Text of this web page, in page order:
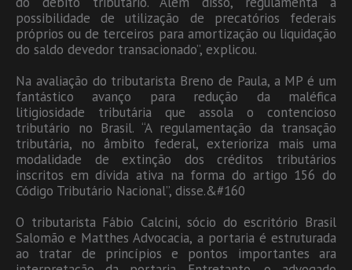
possibilidade de utilização de precatórios federais
próprios ou de terceiros para amortização ou liquidação
do saldo devedor transacionado”, explicou.
Na avaliação do tributarista Breno de Paula, a MP é um
fantástico avanço para redução da maléfica
litigiosidade tributária que assola o contencioso
tributário no Brasil. “A regulamentação da transação
tributária, no âmbito federal, exterioriza mais uma
modalidade de extinção dos créditos tributários
inscritos em dívida ativa na forma do artigo 156 do
Código Tributário Nacional”, disse.&#160
O tributarista Fábio Calcini, sócio do escritório Brasil
Salomão e Matthes Advocacia, a portaria é estruturada
ao tratar de princípios e pontos importantes ara